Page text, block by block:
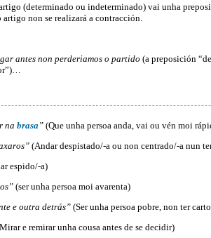
(determinado ou indeterminado) vai unha
artigo non se realizará a contracción.
antes non perderiamos o partido (a preposición
na brasa” (Que unha persoa anda, vai ou vén moi
(Andar despistado/-a ou non centrado/-a nun
espido/-a)
(ser unha persoa moi avarenta)
e outra detrás” (Ser unha persoa pobre, non ter
e remirar unha cousa antes de se decidir)